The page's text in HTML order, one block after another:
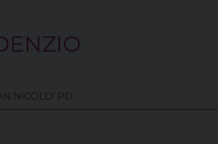
NICOLO' PD